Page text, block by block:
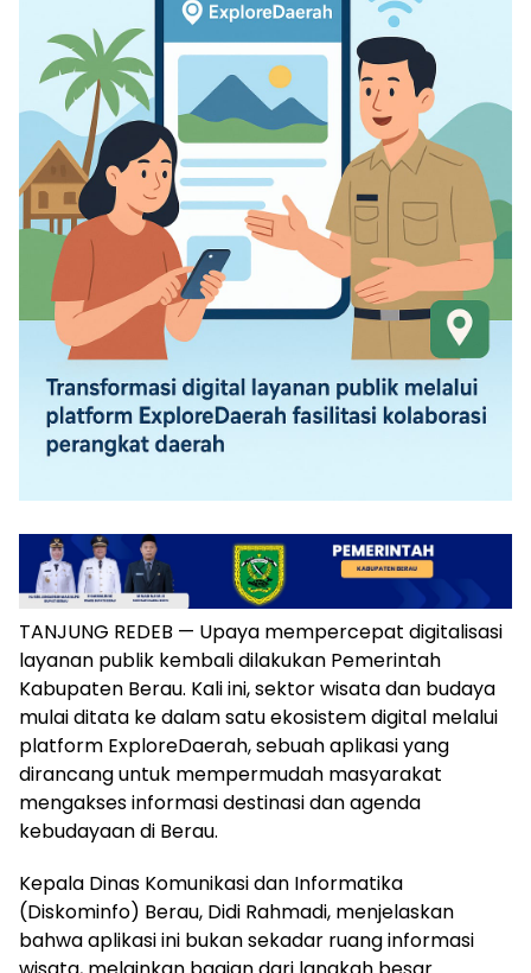
TANJUNG REDEB — Upaya mempercepat digitalisasi
layanan publik kembali dilakukan Pemerintah
Kabupaten Berau. Kali ini, sektor wisata dan budaya
mulai ditata ke dalam satu ekosistem digital melalui
platform ExploreDaerah, sebuah aplikasi yang
dirancang untuk mempermudah masyarakat
mengakses informasi destinasi dan agenda
kebudayaan di Berau.
Kepala Dinas Komunikasi dan Informatika
(Diskominfo) Berau, Didi Rahmadi, menjelaskan
bahwa aplikasi ini bukan sekadar ruang informasi